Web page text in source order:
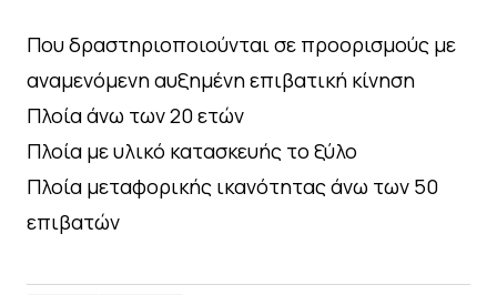
Που δραστηριοποιούνται σε προορισμούς με
αναμενόμενη αυξημένη επιβατική κίνηση
Πλοία άνω των 20 ετών
Πλοία με υλικό κατασκευής το ξύλο
Πλοία μεταφορικής ικανότητας άνω των 50
επιβατών